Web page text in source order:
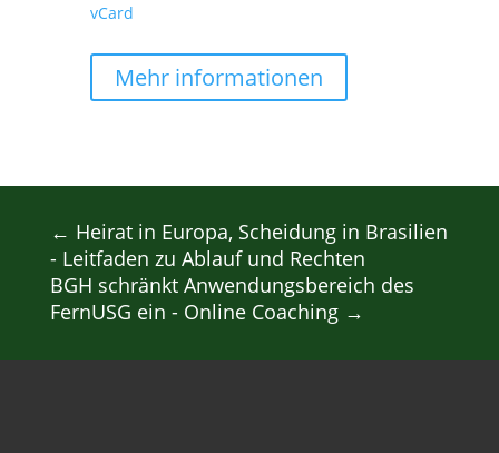
vCard
Mehr informationen
← Heirat in Europa, Scheidung in Brasilien
- Leitfaden zu Ablauf und Rechten
BGH schränkt Anwendungsbereich des
FernUSG ein - Online Coaching→